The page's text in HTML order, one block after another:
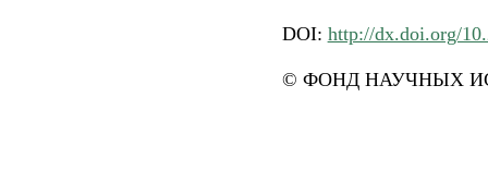
DOI: http://dx.doi.org/
© ФОНД НАУЧНЫХ